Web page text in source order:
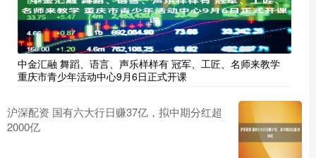
中金汇融 舞蹈、语言、声乐样样有 冠军、工匠、名师来教学
重庆市青少年活动中心9月6日正式开课
沪深配资 国有六大行日赚37亿，拟中期分红超
2000亿